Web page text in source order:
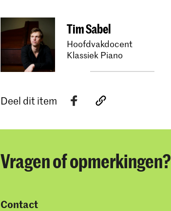
Tim Sabel
Hoofdvakdocent
Klassiek Piano
Deel dit item
Vragen of opmerkingen?
Contact